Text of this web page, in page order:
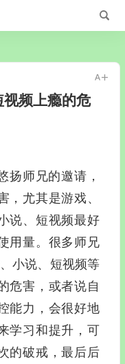
频上瘾的危
扬师兄的邀请，
，尤其是游戏、
说、短视频最好
用量。很多师兄
小说、短视频等
危害，或者说自
能力，会很好地
学习和提升，可
的破戒，最后后